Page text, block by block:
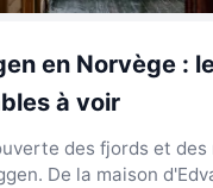
en Norvège :
à voir
des fjords et des
De la maison